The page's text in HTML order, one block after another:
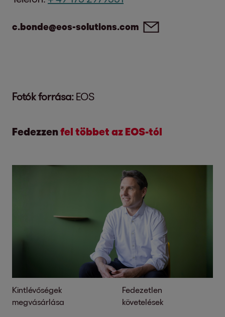
c.bonde@eos-solutions.com
Fotók forrása: EOS
Fedezzenfel többet az EOS-tól
Kintlévőségek
megvásárlása
Fedezetlen
követelések